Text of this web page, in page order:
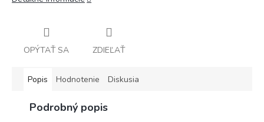
OPÝTAŤ SA ZDIEĽAŤ
Popis Hodnotenie Diskusia
Podrobný popis